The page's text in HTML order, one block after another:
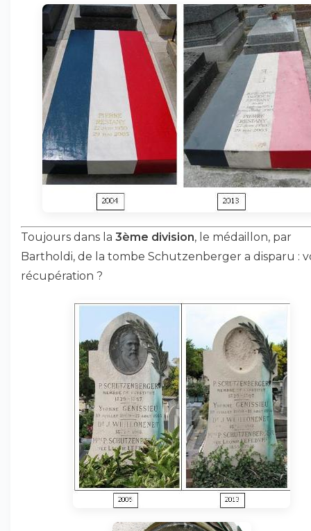
Toujours dans la 3ème division, le médaillon, par
Bartholdi, de la tombe Schutzenberger a disparu :
récupération ?